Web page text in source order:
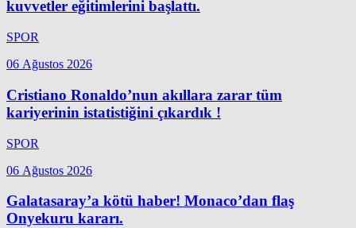
kuvvetler eğitimlerini başlattı.
SPOR
06 Ağustos 2026
Cristiano Ronaldo’nun akıllara zarar tüm
kariyerinin istatistiğini çıkardık !
SPOR
06 Ağustos 2026
Galatasaray’a kötü haber! Monaco’dan flaş
Onyekuru kararı.